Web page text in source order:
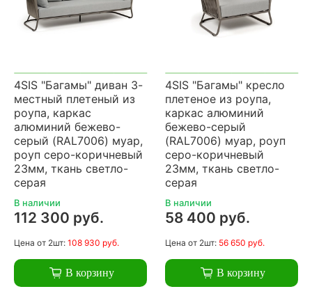
4SIS "Багамы" диван 3-
местный плетеный из
роупа, каркас
алюминий бежево-
серый (RAL7006) муар,
роуп серо-коричневый
23мм, ткань светло-
серая
В наличии
112 300 руб.
Цена от 2шт: 108 930 руб.
В корзину
4SIS "Багамы" кресло
плетеное из роупа,
каркас алюминий
бежево-серый
(RAL7006) муар, роуп
серо-коричневый
23мм, ткань светло-
серая
В наличии
58 400 руб.
Цена от 2шт: 56 650 руб.
В корзину